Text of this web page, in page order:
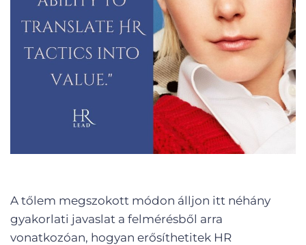
A tőlem megszokott módon álljon itt néhány
gyakorlati javaslat a felmérésből arra
vonatkozóan, hogyan erősíthetitek HR